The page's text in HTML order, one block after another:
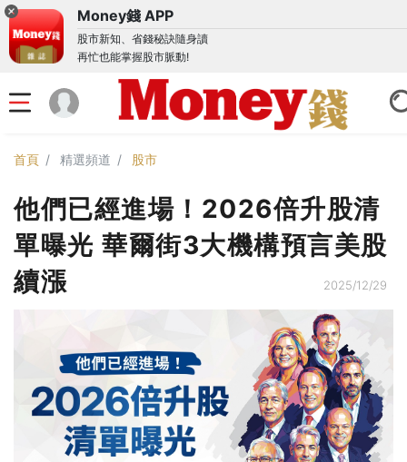
Money錢 APP
股市新知、省錢秘訣隨身讀
再忙也能掌握股市脈動!
首頁 精選頻道 股市
他們已經進場！2026倍升股清
單曝光 華爾街3大機構預言美股
續漲
2025/12/29